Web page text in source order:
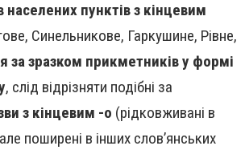
населених пунктів з кінцевим
Синельникове, Гаркушине, Рівне,
за зразком прикметників у формі
, слід відрізняти подібні за
з кінцевим -о (рідковживані в
поширені в інших слов’янських